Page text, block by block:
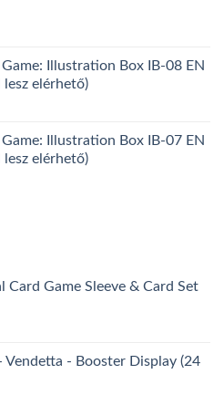
Illustration Box IB-08 EN
elérhető)
Illustration Box IB-07 EN
elérhető)
Card Game Sleeve & Card Set
Vendetta - Booster Display (24